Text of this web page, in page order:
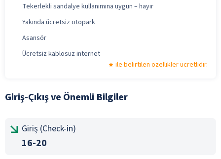
Tekerlekli sandalye kullanımına uygun – hayır
Yakında ücretsiz otopark
Asansör
Ücretsiz kablosuz internet
ile belirtilen özellikler ücretlidir.
Giriş-Çıkış ve Önemli Bilgiler
Giriş (Check-in)
16-20